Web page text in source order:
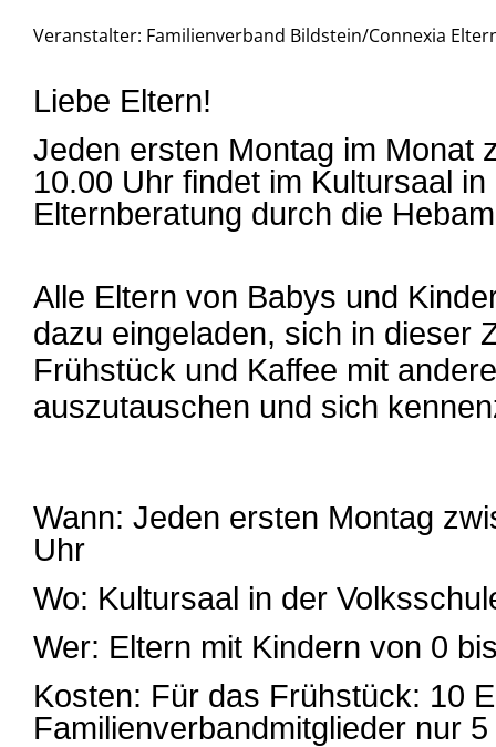
Veranstalter: Familienverband Bildstein/Connexia
Liebe Eltern!
Jeden ersten Montag im Monat
10.00 Uhr findet im Kultursaal
Elternberatung durch die
Alle Eltern von Babys und
dazu eingeladen, sich in dieser
Frühstück und Kaffee mit
auszutauschen und sich
Wann: Jeden ersten Montag
Uhr
Wo: Kultursaal in der
Wer: Eltern mit Kindern von 0
Kosten: Für das Frühstück: 10
Familienverbandmitglieder nur